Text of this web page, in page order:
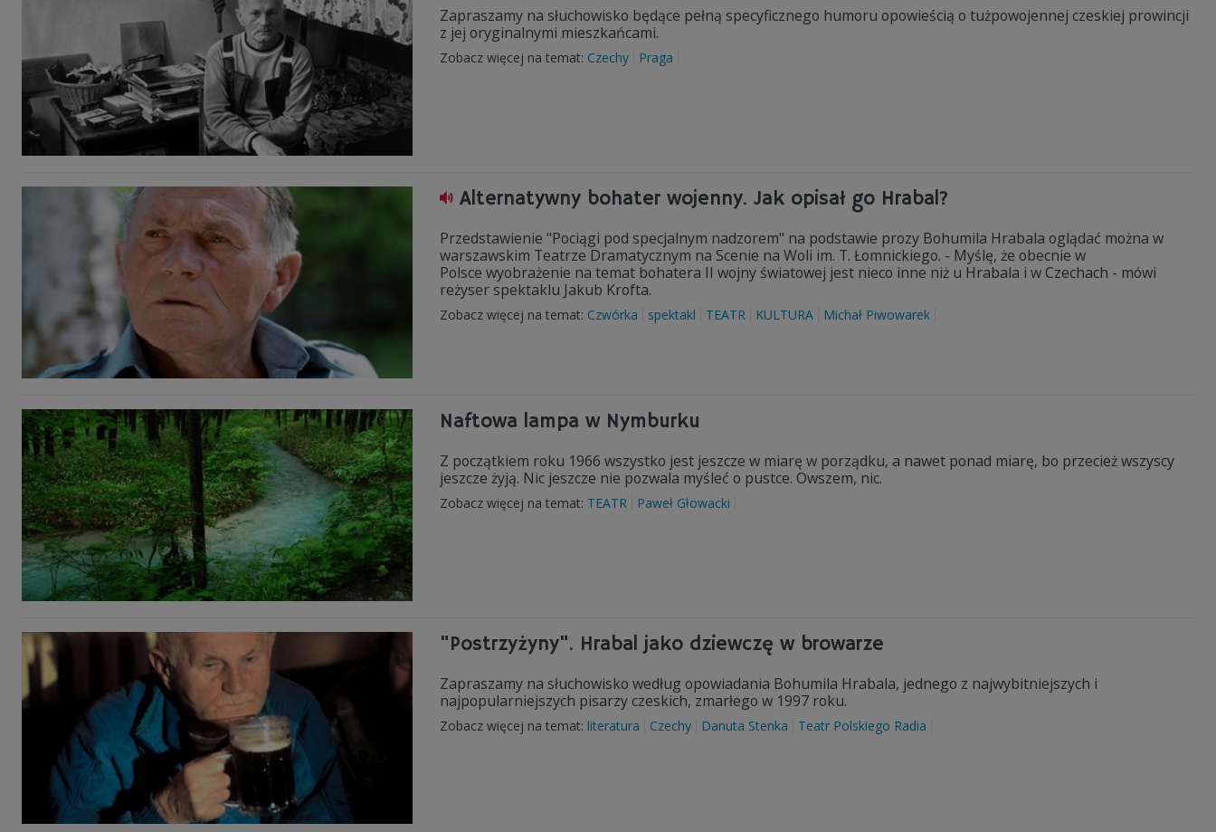
Zapraszamy na słuchowisko będące pełną specyficznego humoru opowieścią o tużpowojennej czeskiej prowincji
z jej oryginalnymi mieszkańcami.
Zobacz więcej na temat: Czechy Praga
Alternatywny bohater wojenny. Jak opisał go Hrabal?
Przedstawienie "Pociągi pod specjalnym nadzorem" na podstawie prozy Bohumila Hrabala oglądać można w
warszawskim Teatrze Dramatycznym na Scenie na Woli im. T. Łomnickiego. - Myślę, że obecnie w
Polsce wyobrażenie na temat bohatera II wojny światowej jest nieco inne niż u Hrabala i w Czechach - mówi
reżyser spektaklu Jakub Krofta.
Zobacz więcej na temat: Czwórka spektakl TEATR KULTURA Michał Piwowarek
Naftowa lampa w Nymburku
Z początkiem roku 1966 wszystko jest jeszcze w miarę w porządku, a nawet ponad miarę, bo przecież wszyscy
jeszcze żyją. Nic jeszcze nie pozwala myśleć o pustce. Owszem, nic.
Zobacz więcej na temat: TEATR Paweł Głowacki
"Postrzyżyny". Hrabal jako dziewczę w browarze
Zapraszamy na słuchowisko według opowiadania Bohumila Hrabala, jednego z najwybitniejszych i
najpopularniejszych pisarzy czeskich, zmarłego w 1997 roku.
Zobacz więcej na temat: literatura Czechy Danuta Stenka Teatr Polskiego Radia